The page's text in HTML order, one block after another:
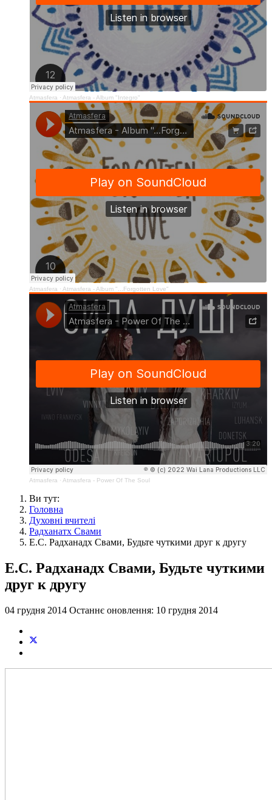
Atmasfera · Atmasfera - Album "Integro"
Atmasfera · Atmasfera - Album "...Forgotten Love"
Atmasfera · Atmasfera - Power Of The Soul
Ви тут:
Головна
Духовні вчителі
Радханатх Свами
Е.С. Радханадх Свами, Будьте чуткими друг к другу
Е.С. Радханадх Свами, Будьте чуткими
друг к другу
04 грудня 2014 Останнє оновлення: 10 грудня 2014